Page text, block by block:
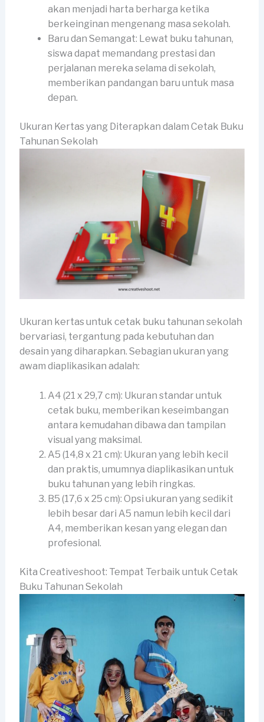
akan menjadi harta berharga ketika
berkeinginan mengenang masa sekolah.
Baru dan Semangat: Lewat buku tahunan,
siswa dapat memandang prestasi dan
perjalanan mereka selama di sekolah,
memberikan pandangan baru untuk masa
depan.
Ukuran Kertas yang Diterapkan dalam Cetak Buku
Tahunan Sekolah
Ukuran kertas untuk cetak buku tahunan sekolah
bervariasi, tergantung pada kebutuhan dan
desain yang diharapkan. Sebagian ukuran yang
awam diaplikasikan adalah:
A4 (21 x 29,7 cm): Ukuran standar untuk
cetak buku, memberikan keseimbangan
antara kemudahan dibawa dan tampilan
visual yang maksimal.
A5 (14,8 x 21 cm): Ukuran yang lebih kecil
dan praktis, umumnya diaplikasikan untuk
buku tahunan yang lebih ringkas.
B5 (17,6 x 25 cm): Opsi ukuran yang sedikit
lebih besar dari A5 namun lebih kecil dari
A4, memberikan kesan yang elegan dan
profesional.
Kita Creativeshoot: Tempat Terbaik untuk Cetak
Buku Tahunan Sekolah